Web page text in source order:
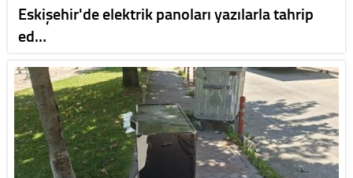
Eskişehir'de elektrik panoları yazılarla tahrip
ed…